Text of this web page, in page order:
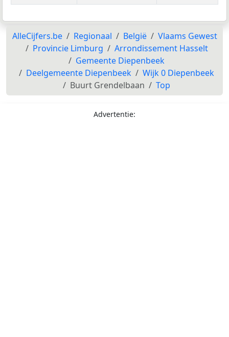
AlleCijfers.be Regionaal België
Vlaams Gewest
Provincie Limburg
Arrondissement Hasselt
Gemeente Diepenbeek
Deelgemeente Diepenbeek
Wijk 0 Diepenbeek
Buurt Grendelbaan
Top
Advertentie: